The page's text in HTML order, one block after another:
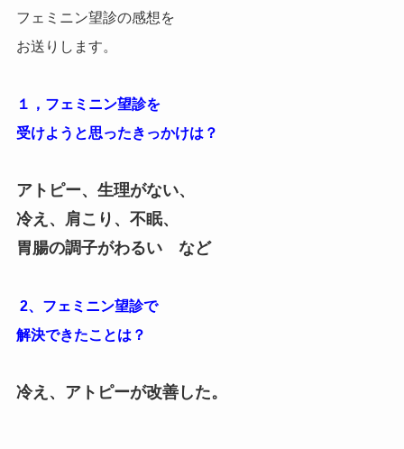
フェミニン望診の感想を
お送りします。
１，フェミニン望診を
受けようと思ったきっかけは？
アトピー、生理がない、
冷え、肩こり、 不眠、
胃腸の調子がわるい など
2、フェミニン望診で
解決できたことは？
冷え、アトピーが改善した。